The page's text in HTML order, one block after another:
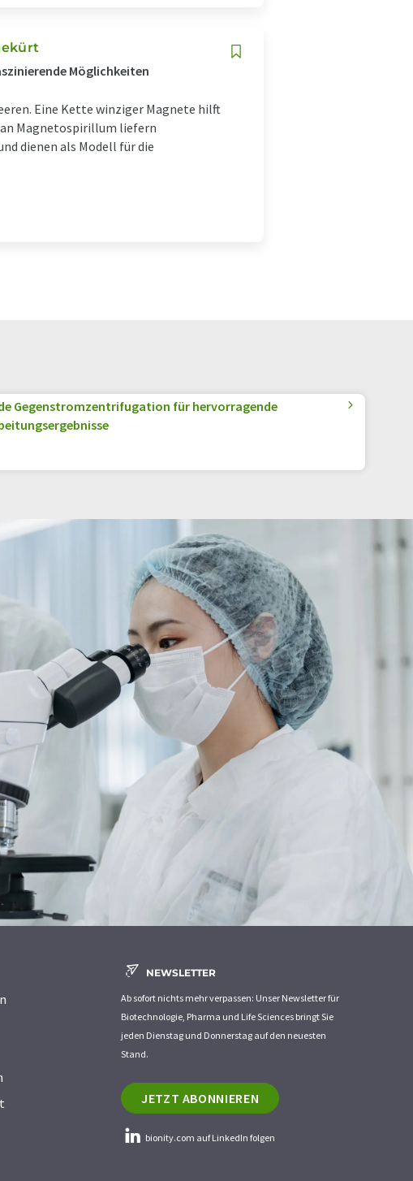
Möglichkeiten
Eine Kette winziger Magnete hilft
an Magnetospirillum liefern
dienen als Modell für die
Gegenstromzentrifugation für hervorragende
NEWSLETTER
Ab sofort nichts mehr verpassen: Unser Newsletter für
Biotechnologie, Pharma und Life Sciences bringt Sie
jeden Dienstag und Donnerstag auf den neuesten
Stand.
JETZT ABONNIEREN
bionity.com auf LinkedIn folgen